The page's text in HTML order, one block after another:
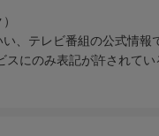
、テレビ番組の公式情報
スにのみ表記が許されてい